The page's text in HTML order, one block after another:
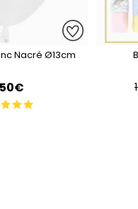
Nacré Ø13cm